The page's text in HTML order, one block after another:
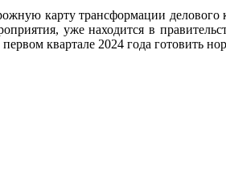
карту трансформации делового
уже находится в
квартале 2024 года готовить